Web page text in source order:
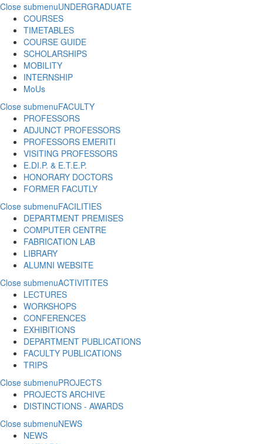
Close submenuUNDERGRADUATE
COURSES
TIMETABLES
COURSE GUIDE
SCHOLARSHIPS
MOBILITY
INTERNSHIP
MoUs
Close submenuFACULTY
PROFESSORS
ADJUNCT PROFESSORS
PROFESSORS EMERITI
VISITING PROFESSORS
E.DI.P. & E.T.E.P.
HONORARY DOCTORS
FORMER FACUTLY
Close submenuFACILITIES
DEPARTMENT PREMISES
COMPUTER CENTRE
FABRICATION LAB
LIBRARY
ALUMNI WEBSITE
Close submenuACTIVITITES
LECTURES
WORKSHOPS
CONFERENCES
EXHIBITIONS
DEPARTMENT PUBLICATIONS
FACULTY PUBLICATIONS
TRIPS
Close submenuPROJECTS
PROJECTS ARCHIVE
DISTINCTIONS - AWARDS
Close submenuNEWS
NEWS